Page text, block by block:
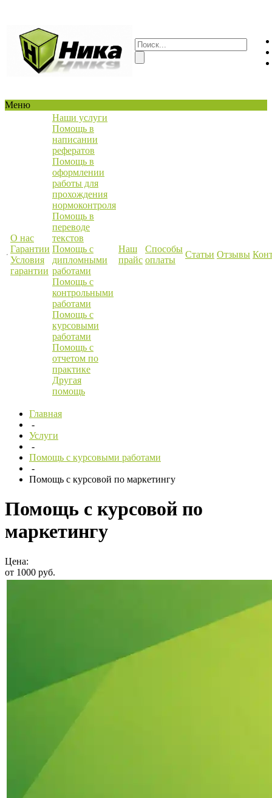
Меню
О нас
Гарантии
Условия
гарантии
Наши услуги
Помощь в
написании
рефератов
Помощь в
оформлении
работы для
прохождения
нормоконтроля
Помощь в
переводе
текстов
Помощь с
дипломными
работами
Помощь с
контрольными
работами
Помощь с
курсовыми
работами
Помощь с
отчетом по
практике
Другая
помощь
Наш
прайс
Способы
оплаты
Статьи Отзывы
Главная
-
Услуги
-
Помощь с курсовыми работами
-
Помощь с курсовой по маркетингу
Помощь с курсовой по
маркетингу
Цена:
от 1000 руб.